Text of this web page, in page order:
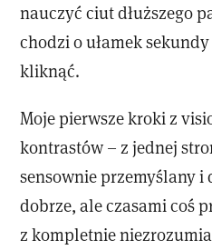
nauczyć ciut dłuższego
chodzi o ułamek
kliknąć.
Moje pierwsze kroki z
kontrastów – z jednej
sensownie przemyślany i
dobrze, ale czasami coś
z kompletnie